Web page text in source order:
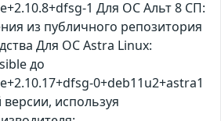
1 Для ОС Альт 8 СП:
из публичного репозитория
Для ОС Astra Linux:
до
0+deb11u2+astra1
используя